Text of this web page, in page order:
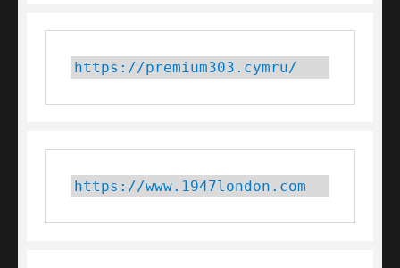
https://premium303.cymru/
https://www.1947london.com